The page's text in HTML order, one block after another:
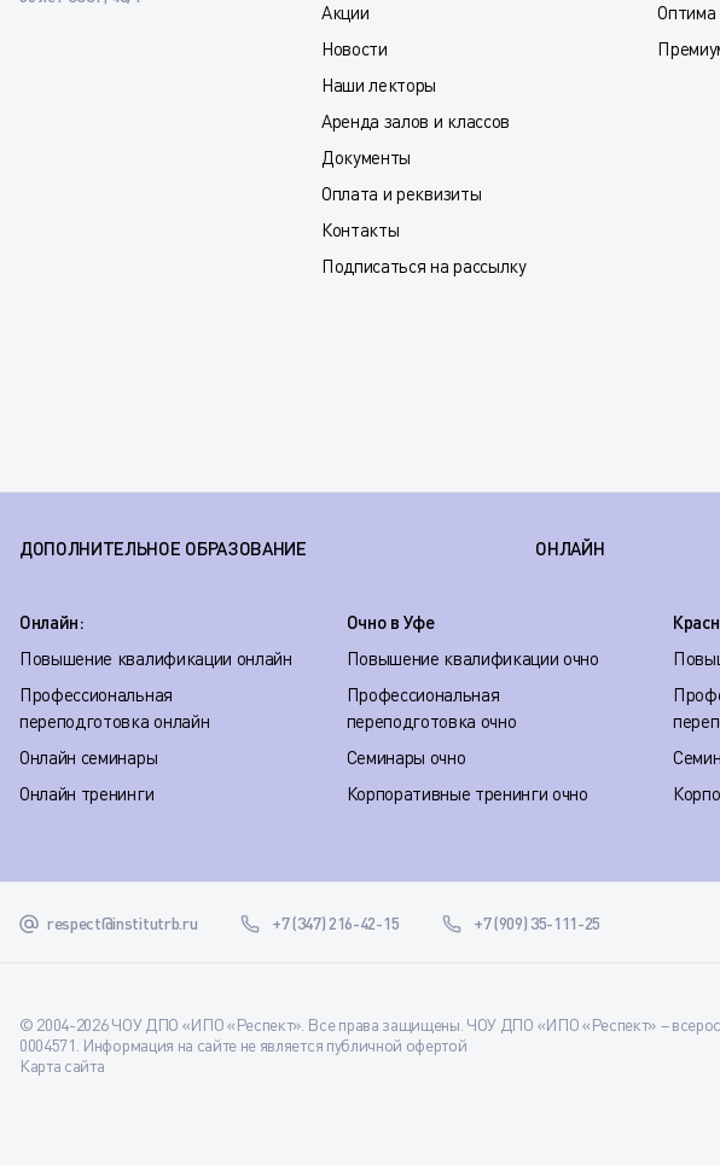
Акции
Новости
Наши лекторы
Аренда залов и классов
Документы
Оплата и реквизиты
Контакты
Подписаться на рассылку
Оптима
ДОПОЛНИТЕЛЬНОЕ ОБРАЗОВАНИЕ ОНЛАЙН
Онлайн:
Повышение квалификации онлайн
Профессиональная
переподготовка онлайн
Онлайн семинары
Онлайн тренинги
Очно в Уфе
Повышение квалификации очно
Профессиональная
переподготовка очно
Семинары очно
Корпоративные тренинги очно
respect@institutrb.ru +7 (347) 216-42-15 +7 (909) 35-111-25
© 2004-2026 ЧОУ ДПО «ИПО «Респект». Все права защищены. ЧОУ ДПО «ИПО «Респект» –
0004571. Информация на сайте не является публичной офертой
Карта сайта